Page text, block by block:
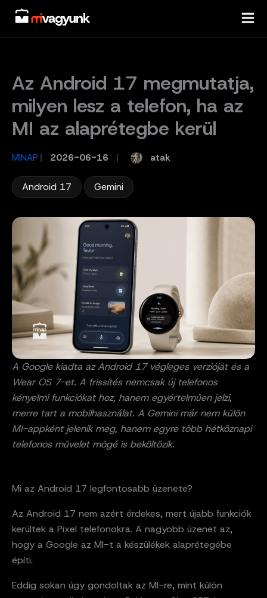
Skip
content
Az Android 17 megmutatja,
milyen lesz a telefon, ha az
MI az alaprétegbe kerül
MINAP / 2026-06-16 atak
Android 17 Gemini
A Google kiadta az Android 17 végleges verzióját és a
Wear OS 7-et. A frissítés nemcsak új telefonos
kényelmi funkciókat hoz, hanem egyértelműen jelzi,
merre tart a mobilhasználat. A Gemini már nem külön
MI-appként jelenik meg, hanem egyre több hétköznapi
telefonos művelet mögé is beköltözik.
Mi az Android 17 legfontosabb üzenete?
Az Android 17 nem azért érdekes, mert újabb funkciók
kerültek a Pixel telefonokra. A nagyobb üzenet az,
hogy a Google az MI-t a készülékek alaprétegébe
építi.
Eddig sokan úgy gondoltak az MI-re, mint külön